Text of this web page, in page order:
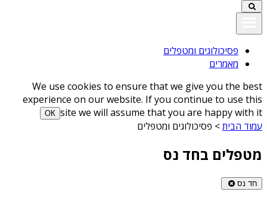
פסיכולוגים ומטפלים
מאמרים
We use cookies to ensure that we give you the best
experience on our website. If you continue to use this
site we will assume that you are happy with it
ОК
עמוד הבית> פסיכולוגים ומטפלים
מטפלים בחד נס
חד נס